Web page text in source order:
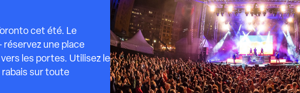
cet été. Le
une place
les portes. Utilisez le
sur toute